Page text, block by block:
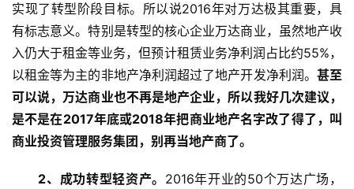
实现了转型阶段目标。所以说2016年对万达极其重要，具
有标志意义。特别是转型的核心企业万达商业，虽然地产收
入仍大于租金等业务，但预计租赁业务净利润占比约55%，
以租金等为主的非地产净利润超过了地产开发净利润。 甚至
可以说，万达商业也不再是地产企业，所以我好几次建议，
是不是在2017年底或2018年把商业地产名字改了得了，叫
商业投资管理服务集团，别再当地产商了。
2、成功转型轻资产。 2016年开业的50个万达广场，